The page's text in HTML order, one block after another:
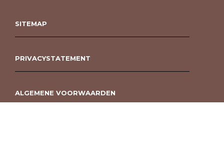
SITEMAP
PRIVACYSTATEMENT
ALGEMENE VOORWAARDEN